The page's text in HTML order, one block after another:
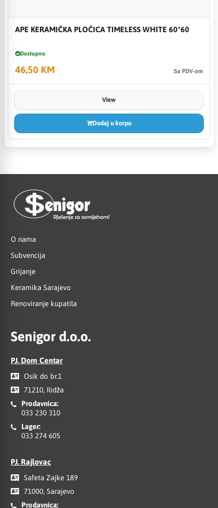
APE KERAMIČKA PLOČICA TIMELESS WHITE 60*60
Dostupno
46,50 KM Sa PDV-om
View
Dodaj u korpu
O nama
Subvencija
Grijanje
Keramika Sarajevo
Renoviranje kupatila
Senigor d.o.o.
PJ. Dom Centar
Osik do br.1
71210, Ilidža
Prodavnica:
033 230 310
Lager:
033 274 605
PJ. Rajlovac
Safeta Zajke 189
71000, Sarajevo
Prodavnica: